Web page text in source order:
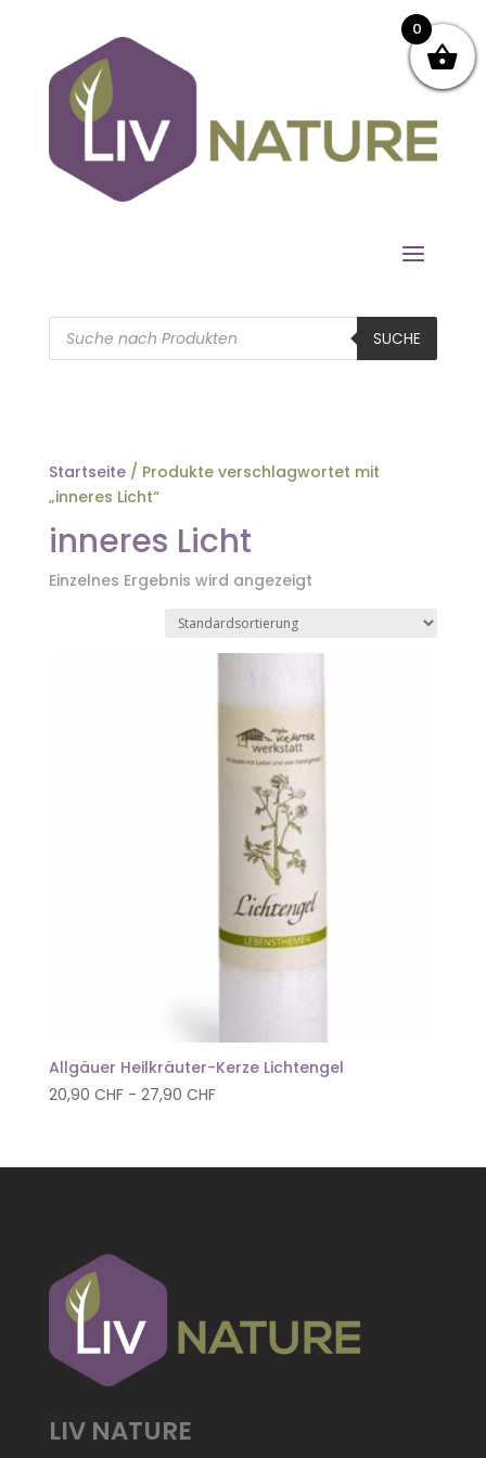
Products
search SUCHE
Startseite/ Produkte verschlagwortet mit
„inneres Licht“
inneres Licht
Einzelnes Ergebnis wird angezeigt
Allgäuer Heilkräuter-Kerze Lichtengel
20,90 CHF- 27,90 CHF
LIV NATURE
0